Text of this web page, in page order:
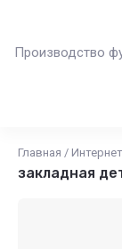
Производство
Главная /
закладная